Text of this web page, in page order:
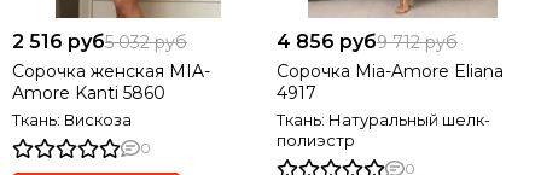
2 516 руб5 032 руб
Сорочка женская MIA-
Amore Kanti 5860
Ткань: Вискоза
0
4 856 руб9 712 руб
Сорочка Mia-Amore Eliana
4917
Ткань: Натуральный шелк-
полиэстр
0